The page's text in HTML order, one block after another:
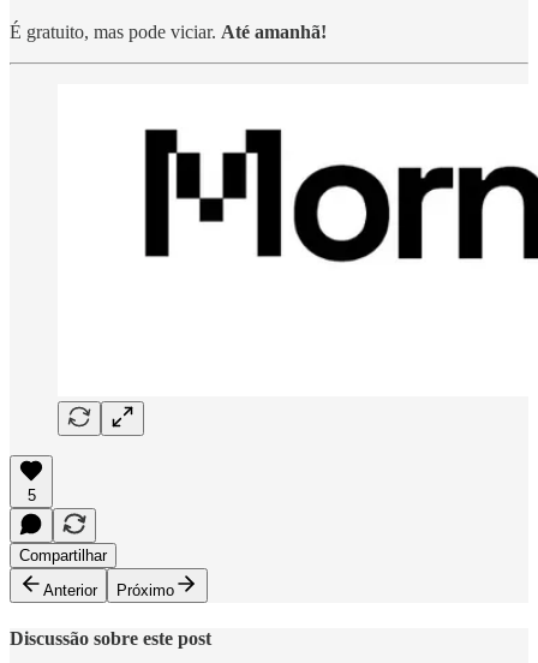
É gratuito, mas pode viciar. Até amanhã!
5
Compartilhar
Anterior
Próximo
Discussão sobre este post